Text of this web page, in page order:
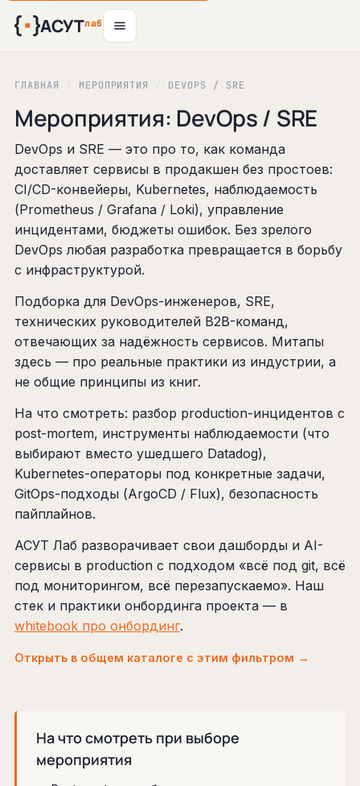
АСУТлаб
ГЛАВНАЯ МЕРОПРИЯТИЯ DEVOPS / SRE
Мероприятия: DevOps / SRE
DevOps и SRE — это про то, как команда
доставляет сервисы в продакшен без простоев:
CI/CD-конвейеры, Kubernetes, наблюдаемость
(Prometheus / Grafana / Loki), управление
инцидентами, бюджеты ошибок. Без зрелого
DevOps любая разработка превращается в борьбу
с инфраструктурой.
Подборка для DevOps-инженеров, SRE,
технических руководителей B2B-команд,
отвечающих за надёжность сервисов. Митапы
здесь — про реальные практики из индустрии, а
не общие принципы из книг.
На что смотреть: разбор production-инцидентов с
post-mortem, инструменты наблюдаемости (что
выбирают вместо ушедшего Datadog),
Kubernetes-операторы под конкретные задачи,
GitOps-подходы (ArgoCD / Flux), безопасность
пайплайнов.
АСУТ Лаб разворачивает свои дашборды и AI-
сервисы в production с подходом «всё под git, всё
под мониторингом, всё перезапускаемо». Наш
стек и практики онбординга проекта — в
whitebook про онбординг.
Открыть в общем каталоге с этим фильтром →
На что смотреть при выборе
мероприятия
12 авг